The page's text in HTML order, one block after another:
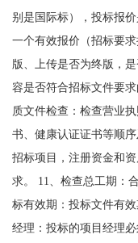
别是国际标），投标报
一个有效报价（招标要
版、上传是否为终版，
容是否符合招标文件要
质文件检查：检查营业
书、健康认证证书等顺
招标项目，注册资金和
求。 11、检查总工期：
标有效期：投标文件有
经理：投标的项目经理